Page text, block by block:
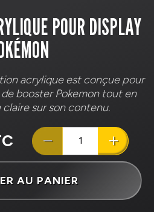
POUR DISPLAY
acrylique est conçue pour
booster Pokemon tout en
sur son contenu.
AU PANIER